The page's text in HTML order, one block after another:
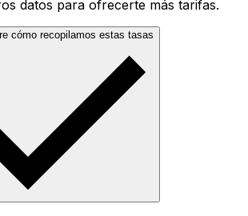
datos para ofrecerte más tarifas.
cómo recopilamos estas tasas